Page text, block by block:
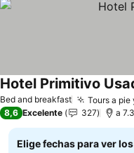
Bed and breakfast Tours a
Hotel Primitivo
8,6 Excelente 327 a
Elige fechas para ver